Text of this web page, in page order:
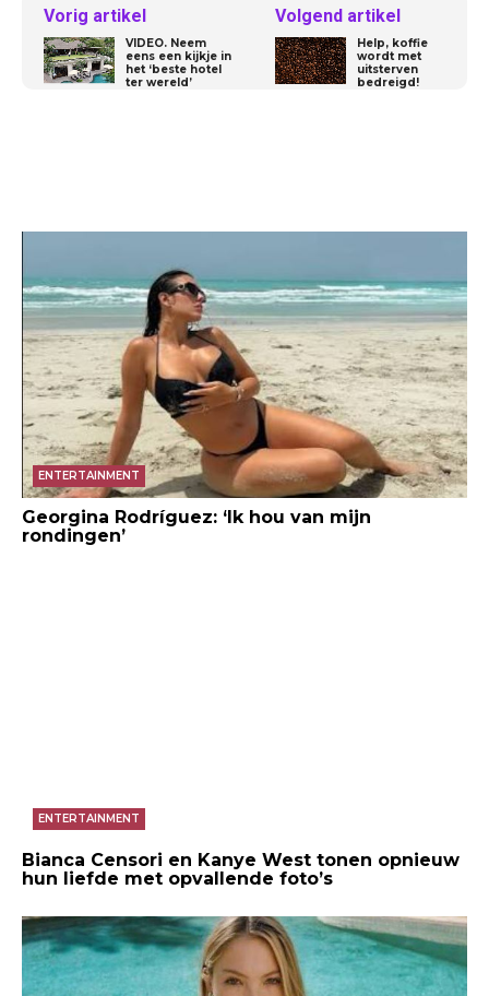
Vorig artikel
VIDEO. Neem
eens een kijkje in
het ‘beste hotel
ter wereld’
Volgend artikel
Help, koffie
wordt met
uitsterven
bedreigd!
ENTERTAINMENT
Georgina Rodríguez: ‘Ik hou van mijn
rondingen’
ENTERTAINMENT
Bianca Censori en Kanye West tonen opnieuw
hun liefde met opvallende foto’s